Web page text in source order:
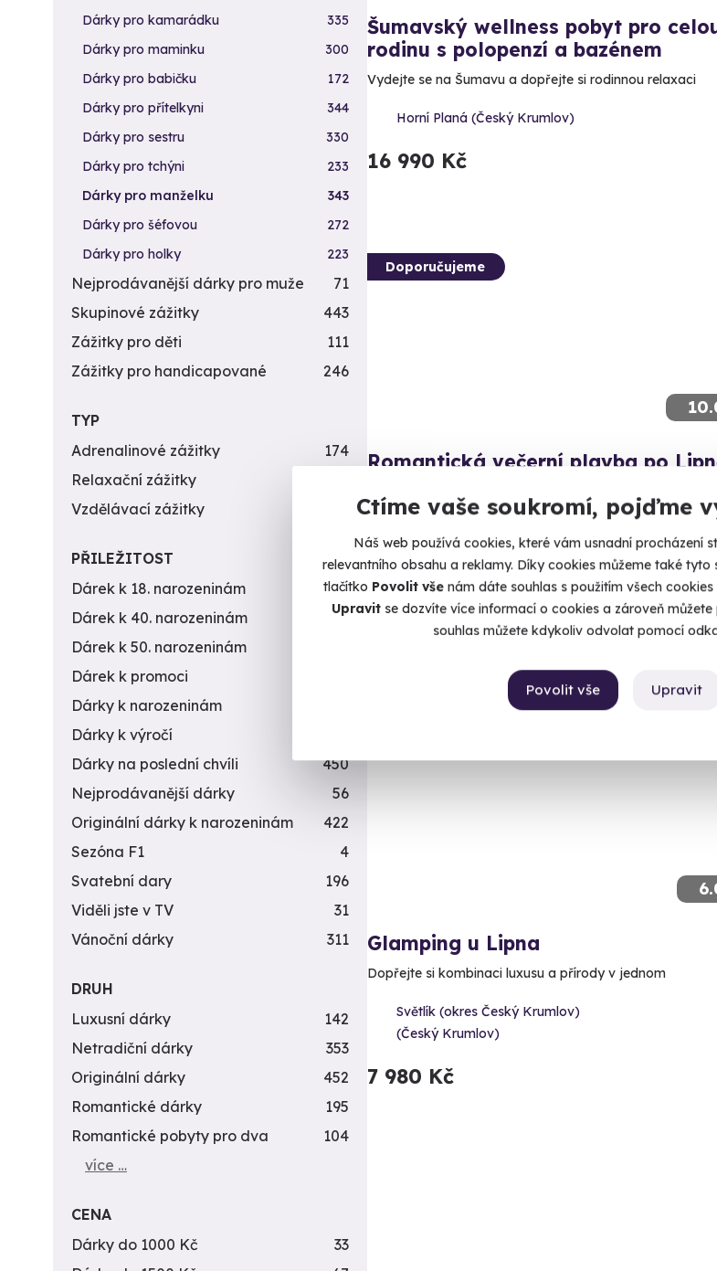
Ctíme vaše soukromí, pojďme
Náš web používá cookies, které vám usnadní procházení
relevantního obsahu a reklamy. Díky cookies můžeme také
tlačítko Povolit vše nám dáte souhlas s použitím všech
Upravitse dozvíte více informací o cookies a zároveň můžete
souhlas můžete kdykoliv odvolat pomocí
Upravit
Povolit vše
Šumavský wellness pobyt pro
rodinu s polopenzí a bazénem
Vydejte se na Šumavu a dopřejte si rodinnou relaxaci
Horní Planá (Český Krumlov)
16 990 Kč
Doporučujeme
Romantická večerní plavba po
Vychutnejte si úžasnou plavbu se západem slunce!
Lipno nad Vltavou
(Český Krumlov)
5 690 Kč
Glamping u Lipna
Dopřejte si kombinaci luxusu a přírody v jednom
Světlík (okres Český Krumlov)
(Český Krumlov)
7 980 Kč
Dárky pro kamarádku
335
Dárky pro maminku
300
Dárky pro babičku
172
Dárky pro přítelkyni
344
Dárky pro sestru
330
Dárky pro tchýni
233
Dárky pro manželku
343
Dárky pro šéfovou
272
Dárky pro holky
223
Nejprodávanější dárky pro muže
71
Skupinové zážitky
443
Zážitky pro děti
111
Zážitky pro handicapované
246
TYP
Adrenalinové zážitky
174
Relaxační zážitky
Vzdělávací zážitky
PŘILEŽITOST
Dárek k 18. narozeninám
256
Dárek k 40. narozeninám
453
Dárek k 50. narozeninám
Dárek k promoci
Dárky k narozeninám
Dárky k výročí
Dárky na poslední chvíli
450
Nejprodávanější dárky
56
Originální dárky k narozeninám
422
Sezóna F1
4
Svatební dary
196
Viděli jste v TV
31
Vánoční dárky
311
DRUH
Luxusní dárky
142
Netradiční dárky
353
Originální dárky
452
Romantické dárky
195
Romantické pobyty pro dva
104
více …
CENA
Dárky do 1000 Kč
33